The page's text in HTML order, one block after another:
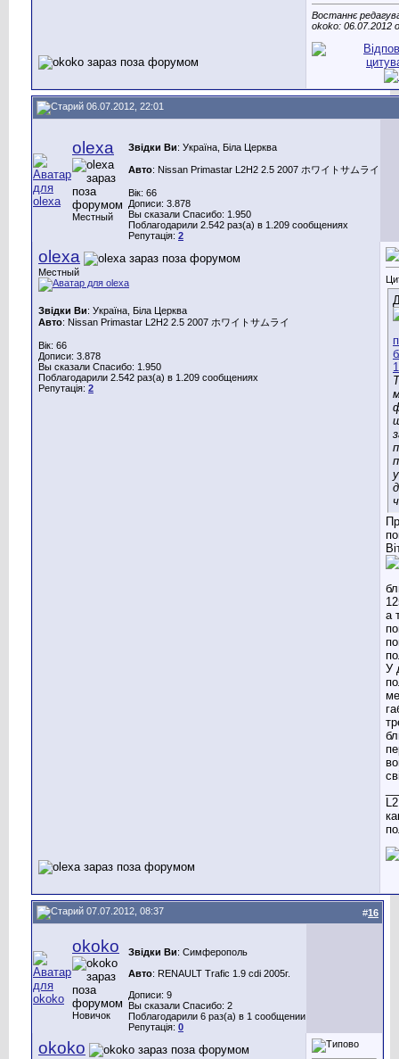
Востаннє
okoko: 06.07.2012
06.07.2012, 22:01
olexa
Местный
Звідки Ви: Україна, Біла Церква
Авто: Nissan Primastar L2H2 2.5 2007 ホワイトサムライ
Вік: 66
Дописи: 3.878
Вы сказали Спасибо: 1.950
Поблагодарили 2.542 раз(а) в 1.209 сообщениях
Репутація: 2
olexa
Местный
Звідки Ви: Україна, Біла Церква
Авто: Nissan Primastar L2H2 2.5 2007 ホワイトサムライ
Вік: 66
Дописи: 3.878
Вы сказали Спасибо: 1.950
Поблагодарили 2.542 раз(а) в 1.209 сообщениях
Репутація: 2
а
У
07.07.2012, 08:37 #16
okoko
Новичок
Звідки Ви: Cимферополь
Авто: RENAULT Trafic 1.9 cdi 2005г.
Дописи: 9
Вы сказали Спасибо: 2
Поблагодарили 6 раз(а) в 1 сообщении
Репутація: 0
okoko